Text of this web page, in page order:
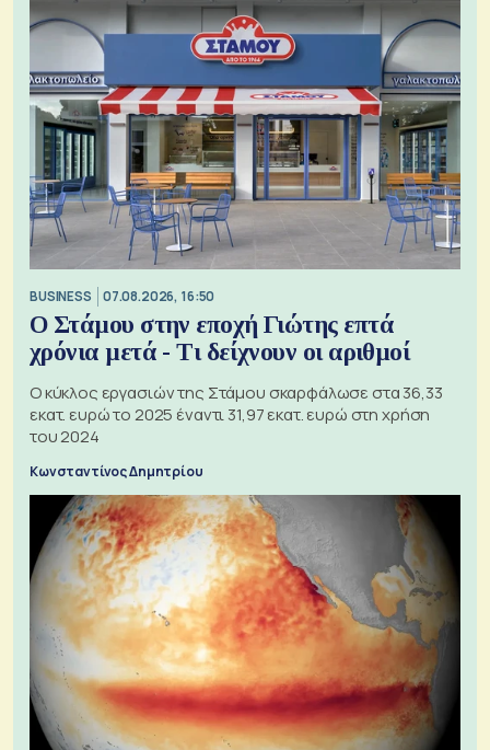
BUSINESS 07.08.2026, 16:50
Ο Στάμου στην εποχή Γιώτης επτά
χρόνια μετά - Τι δείχνουν οι αριθμοί
Ο κύκλος εργασιών της Στάμου σκαρφάλωσε στα 36,33
εκατ. ευρώ το 2025 έναντι 31,97 εκατ. ευρώ στη χρήση
του 2024
Κωνσταντίνος Δημητρίου